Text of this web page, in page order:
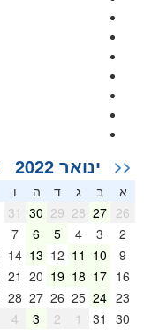
<< ינואר 2022
א ב ג ד ה
26
27
28
29
30
31
2
3
4
5
6
7
9
10
11
12
13
14
16
17
18
19
20
21
23
24
25
26
27
28
30
31
2
3
4